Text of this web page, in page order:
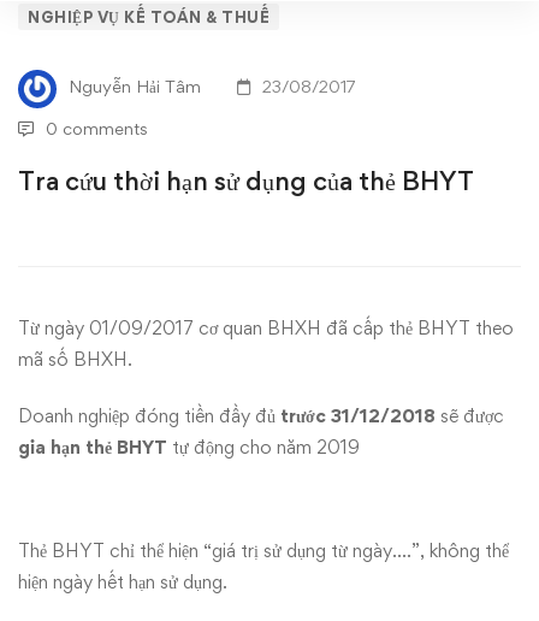
Tra
cứu
thời
hạn
của
thẻ
BHYT
NGHIỆP VỤ KẾ TOÁN & THUẾ
Nguyễn Hải Tâm 23/08/2017
0 comments
Tra cứu thời hạn sử dụng của thẻ BHYT
Từ ngày 01/09/2017 cơ quan BHXH đã cấp thẻ BHYT theo
mã số BHXH.
Doanh nghiệp đóng tiền đầy đủ trước 31/12/2018 sẽ được
gia hạn thẻ BHYT tự động cho năm 2019
Thẻ BHYT chỉ thể hiện “giá trị sử dụng từ ngày….”, không thể
hiện ngày hết hạn sử dụng.